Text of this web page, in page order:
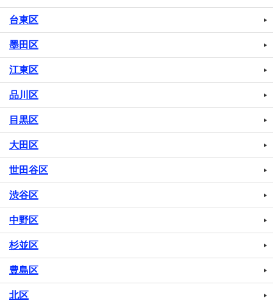
台東区
墨田区
江東区
品川区
目黒区
大田区
世田谷区
渋谷区
中野区
杉並区
豊島区
北区